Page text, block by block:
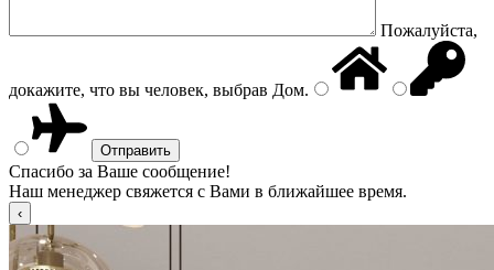
Пожалуйста,
докажите, что вы человек, выбрав Дом.
Спасибо за Ваше сообщение!
Наш менеджер свяжется с Вами в ближайшее время.